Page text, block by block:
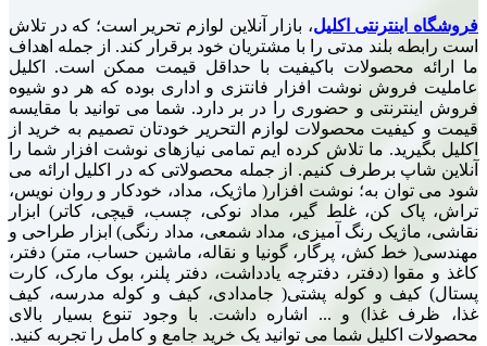
اکلیل، بازار آنلاین لوازم تحریر است؛ که در تلاش
مدتی را با مشتریان خود برقرار کند. از جمله اهداف
باکیفیت با حداقل قیمت ممکن است. اکلیل
نوشت افزار فانتزی و اداری بوده که هر دو شیوه
و حضوری را در بر دارد. شما می توانید با مقایسه
محصولات لوازم التحریر خودتان تصمیم به خرید از
ما تلاش کرده ایم تمامی نیازهای نوشت افزار شما را
برطرف کنیم. از جمله محصولاتی که در اکلیل ارائه می
به؛ نوشت افزار( ماژیک، مداد، خودکار و روان نویس،
کن، غلط گیر، مداد نوکی، چسب، قیچی، کاتر) ابزار
رنگ آمیزی، مداد شمعی، مداد رنگی) ابزار طراحی و
کش، پرگار، گونیا و نقاله، ماشین حساب، متر) دفتر،
(دفتر، دفترچه یادداشت، دفتر پلنر، بوک مارک، کارت
و کوله پشتی( جامدادی، کیف و کوله مدرسه، کیف
و ... اشاره داشت. با وجود تنوع بسیار بالای
شما می توانید یک خرید جامع و کامل را تجربه کنید.